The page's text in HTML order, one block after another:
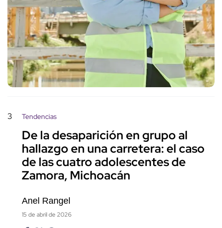
3 Tendencias
De la desaparición en grupo al
hallazgo en una carretera: el caso
de las cuatro adolescentes de
Zamora, Michoacán
Anel Rangel
15 de abril de 2026